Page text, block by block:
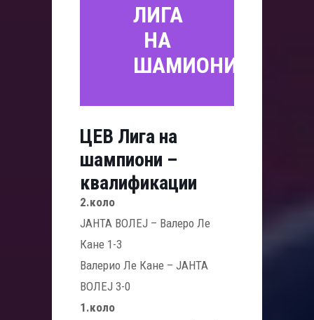
ЛИГА
НА
ШАМИОНИ
ЦЕВ Лига на
шампиони –
квалификации
2.коло
ЈАНТА ВОЛЕЈ – Валеро Ле
Кане 1-3
Валерио Ле Кане – ЈАНТА
ВОЛЕЈ 3-0
1.коло